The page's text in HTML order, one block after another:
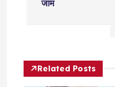
a
v
जाम
Related Posts